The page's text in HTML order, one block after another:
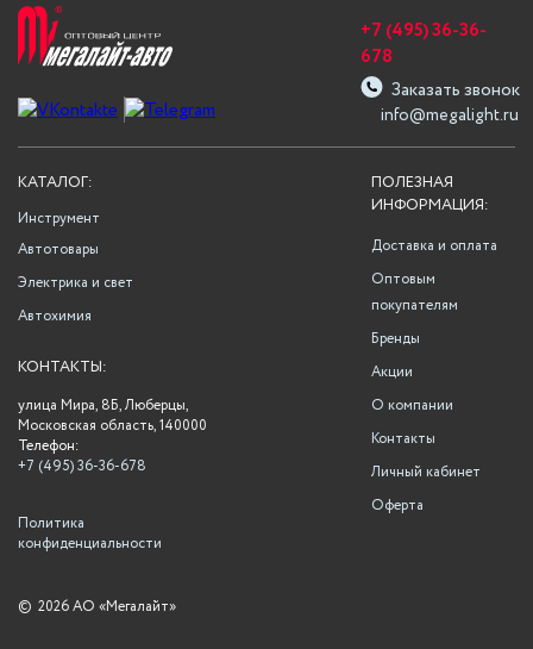
info@megalight.ru
+7 (495) 36-36-
678
Заказать звонок
ПОЛЕЗНАЯ
ИНФОРМАЦИЯ:
Доставка и оплата
Оптовым
покупателям
Бренды
Акции
О компании
Контакты
Личный кабинет
Оферта
КАТАЛОГ:
Инструмент
Автотовары
Электрика и свет
Автохимия
КОНТАКТЫ:
улица Мира, 8Б, Люберцы,
Московская область, 140000
Телефон:
+7 (495) 36-36-678
Политика
конфиденциальности
© 2026 АО «Мегалайт»